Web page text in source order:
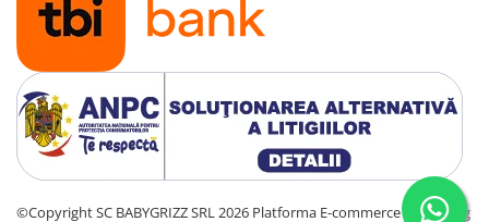
©Copyright SC BABYGRIZZ SRL 2026 Platforma E-commerce by Gomag